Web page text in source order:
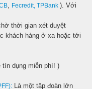
Fecredit, TPBank). Với
thời gian xét duyệt
khách hàng ở xa hoặc tới
tín dụng miễn phí! )
Là một tập đoàn lớn